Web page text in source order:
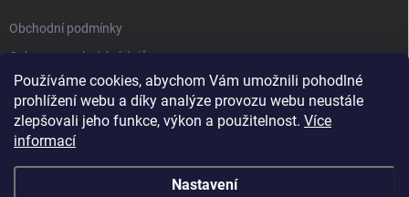
Používáme cookies, abychom Vám umožnili pohodlné
prohlížení webu a díky analýze provozu webu neustále
zlepšovali jeho funkce, výkon a použitelnost. Více
informací
Nastavení
Obchodní podmínky
Ochrana osobních údajů
FACEBOOK